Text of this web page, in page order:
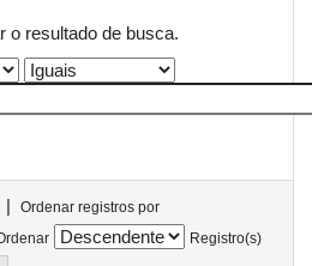
o resultado de busca.
|
Ordenar registros por
Registro(s)